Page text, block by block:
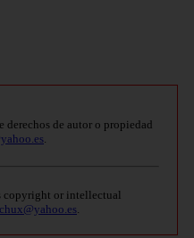
de autor o propiedad
copyright or intellectual